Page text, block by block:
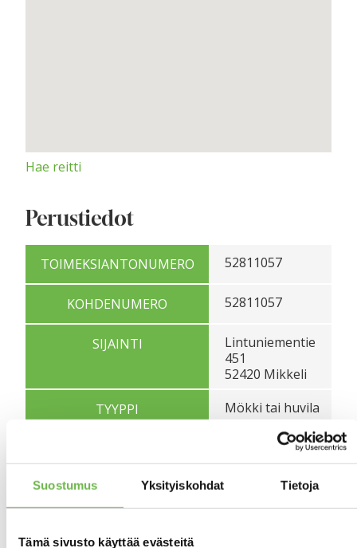
Suostumus Yksityiskohdat Tietoja
Tämä sivusto käyttää evästeitä
Hae reitti
Perustiedot
TOIMEKSIANTONUMERO 52811057
KOHDENUMERO 52811057
SIJAINTI
Lintuniementie
451
52420 Mikkeli
TYYPPI
Mökki tai huvila
ASUMIS-OMISTUSMUOTO Omistusasunto